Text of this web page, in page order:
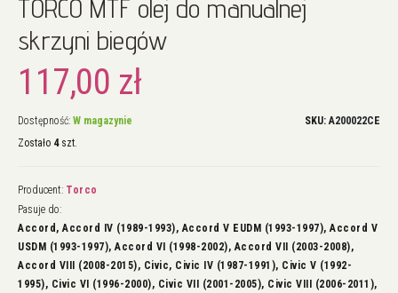
początek
galerii
TORCO MTF olej do manualnej
skrzyni biegów
117,00 zł
Dostępność: W magazynie
Zostało 4szt.
SKU A200022CE
Producent: Torco
Pasuje do:
Accord, Accord IV (1989-1993), Accord V EUDM (1993-1997), Accord V
USDM (1993-1997), Accord VI (1998-2002), Accord VII (2003-2008),
Accord VIII (2008-2015), Civic, Civic IV (1987-1991), Civic V (1992-
1995), Civic VI (1996-2000), Civic VII (2001-2005), Civic VIII (2006-2011),